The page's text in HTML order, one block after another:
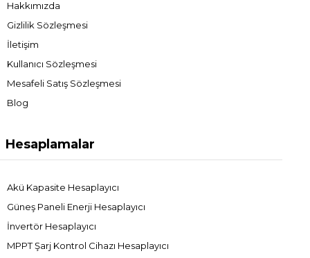
Hakkımızda
Gizlilik Sözleşmesi
İletişim
Kullanıcı Sözleşmesi
Mesafeli Satış Sözleşmesi
Blog
Hesaplamalar
Akü Kapasite Hesaplayıcı
Güneş Paneli Enerji Hesaplayıcı
İnvertör Hesaplayıcı
MPPT Şarj Kontrol Cihazı Hesaplayıcı